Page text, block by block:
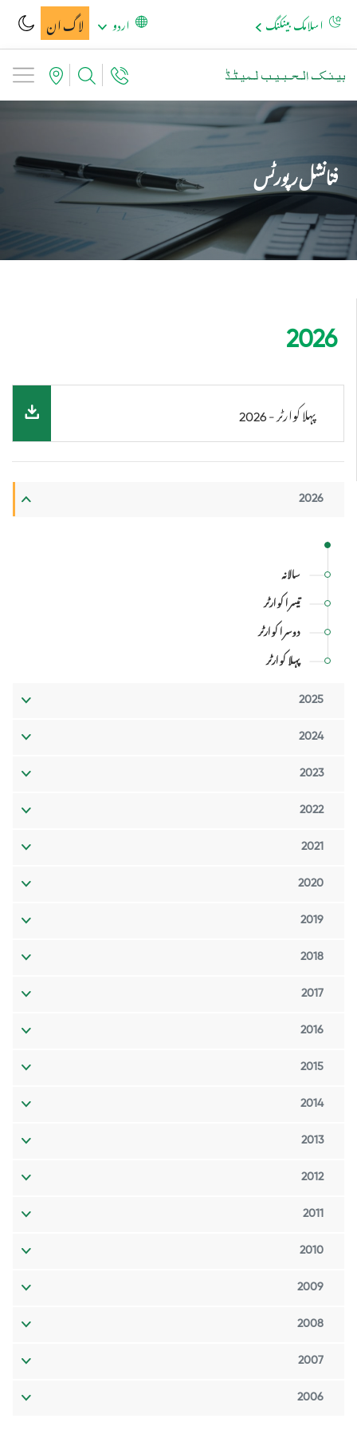
لاگ ان اردو اسلامک بینکنگ
فنانشل رپورٹس
2026
سالانہ
تیسرا کوارٹر
دوسرا کوارٹر
پہلا کوارٹر
2025
2024
2023
2022
2021
2020
2019
2018
2017
2016
2015
2014
2013
2012
2011
2010
2009
2008
2007
2006
2026
پہلا کوارٹر - 2026